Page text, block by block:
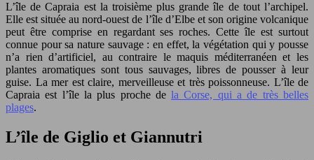
L’île de Capraia est la troisième plus grande île de tout l’archipel.
Elle est située au nord-ouest de l’île d’Elbe et son origine volcanique
peut être comprise en regardant ses roches. Cette île est surtout
connue pour sa nature sauvage : en effet, la végétation qui y pousse
n’a rien d’artificiel, au contraire le maquis méditerranéen et les
plantes aromatiques sont tous sauvages, libres de pousser à leur
guise. La mer est claire, merveilleuse et très poissonneuse. L’île de
Capraia est l’île la plus proche dela Corse, qui a de très belles
plages.
L’île de Giglio et Giannutri